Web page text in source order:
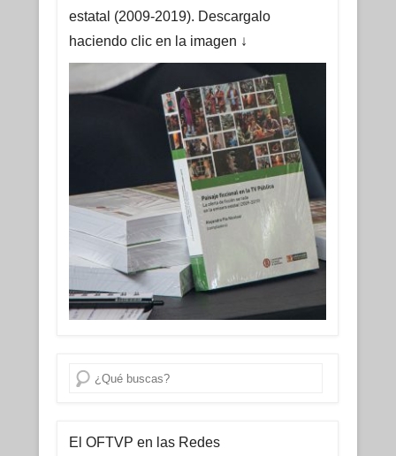
estatal (2009-2019). Descargalo
haciendo clic en la imagen ↓
Buscar
El OFTVP en las Redes